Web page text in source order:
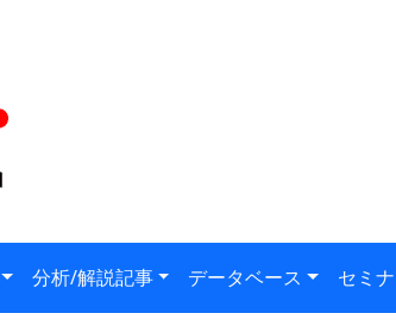
分析/解説記事 データベース セミ